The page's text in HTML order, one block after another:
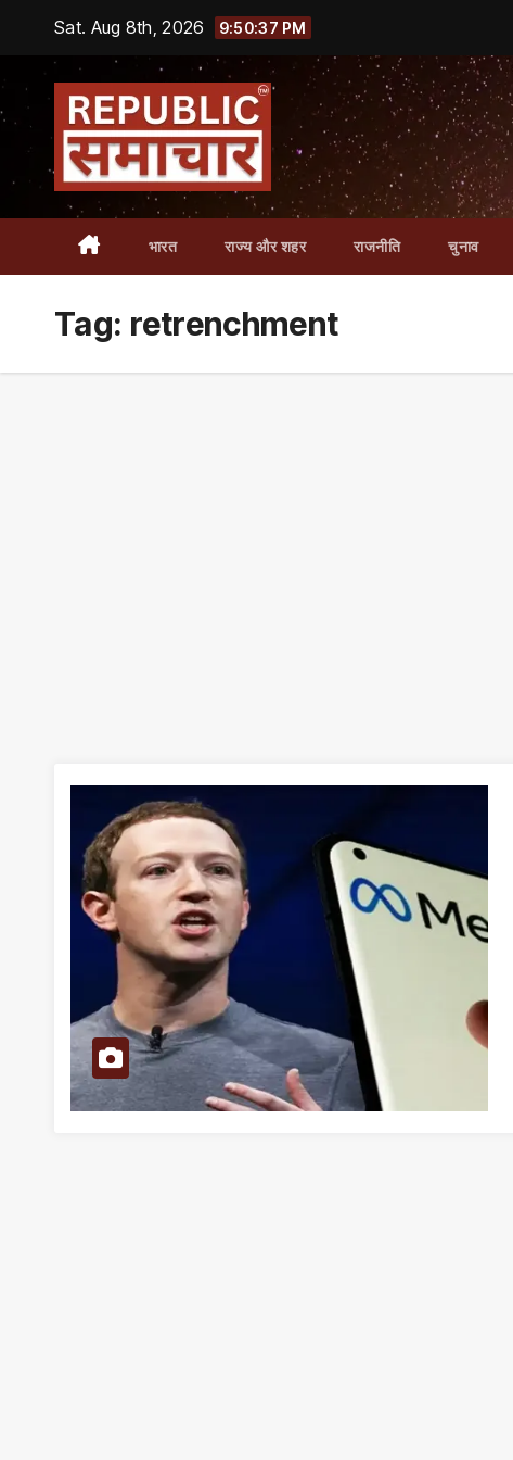
content
Sat. Aug 8th, 2026 9:50:38 PM
भारत राज्य और शहर राजनीति चुनाव
Tag: retrenchment